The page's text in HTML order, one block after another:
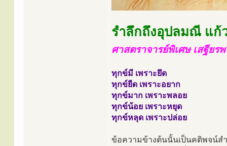
รำลึกถึงอุปลมณี แก้
ศาสตราจารย์พิเศษ เสฐียร
ทุกข์มี เพราะยึด
ทุกข์ยืด เพราะอยาก
ทุกข์มาก เพราะพลอย
ทุกข์น้อย เพราะหยุด
ทุกข์หลุด เพราะปล่อย
ข้อความข้างต้นนั้นเป็นคติพจน์ส